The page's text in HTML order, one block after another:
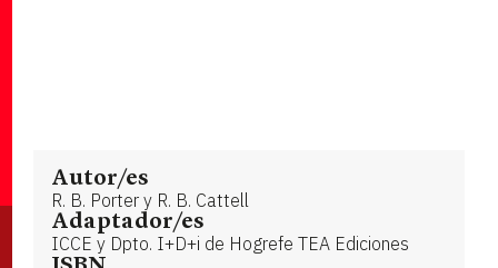
Autor/es
R. B. Porter y R. B. Cattell
Adaptador/es
ICCE y Dpto. I+D+i de Hogrefe TEA Ediciones